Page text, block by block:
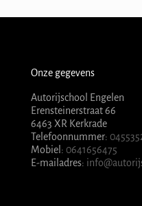
Onze gegevens
Autorijschool Engelen
Erensteinerstraat 66
6463 XR Kerkrade
Telefoonnummer:
Mobiel: 0641656475
E-mailadres: